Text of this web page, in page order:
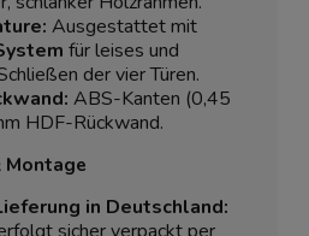
Ausgestattet mit
für leises und
der vier Türen.
ABS-Kanten (0,45
HDF-Rückwand.
Montage
in Deutschland: